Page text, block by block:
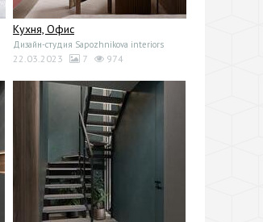
Кухня, Офис
Дизайн-студия Sapozhnikova interiors
22.03.2023 7 974